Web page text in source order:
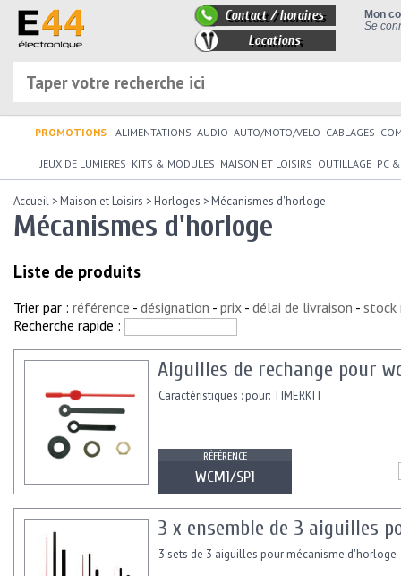
Mon
Se
Contact / horaires
Locations
PROMOTIONS ALIMENTATIONS AUDIO AUTO/MOTO/VELO CABLAGES
JEUX DE LUMIERES KITS & MODULES MAISON ET LOISIRS OUTILLAGE PC
Accueil >Maison et Loisirs >Horloges >Mécanismes d'horloge
Mécanismes d'horloge
Liste de produits
Trier par : référence - désignation - prix - délai de livraison - stock
Recherche rapide :
Aiguilles de rechange pour
Caractéristiques : pour: TIMERKIT
RÉFÉRENCE
WCM1/SP1
3 x ensemble de 3 aiguilles
3 sets de 3 aiguilles pour mécanisme d'horloge